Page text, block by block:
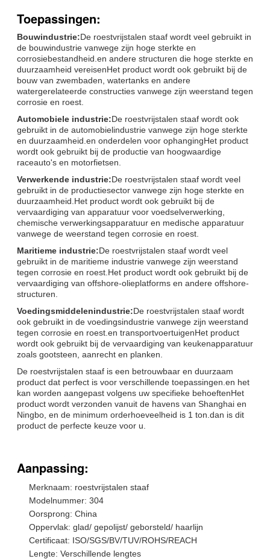
Toepassingen:
Bouwindustrie:De roestvrijstalen staaf wordt veel gebruikt in
de bouwindustrie vanwege zijn hoge sterkte en
corrosiebestandheid.en andere structuren die hoge sterkte en
duurzaamheid vereisenHet product wordt ook gebruikt bij de
bouw van zwembaden, watertanks en andere
watergerelateerde constructies vanwege zijn weerstand tegen
corrosie en roest.
Automobiele industrie:De roestvrijstalen staaf wordt ook
gebruikt in de automobielindustrie vanwege zijn hoge sterkte
en duurzaamheid.en onderdelen voor ophangingHet product
wordt ook gebruikt bij de productie van hoogwaardige
raceauto's en motorfietsen.
Verwerkende industrie:De roestvrijstalen staaf wordt veel
gebruikt in de productiesector vanwege zijn hoge sterkte en
duurzaamheid.Het product wordt ook gebruikt bij de
vervaardiging van apparatuur voor voedselverwerking,
chemische verwerkingsapparatuur en medische apparatuur
vanwege de weerstand tegen corrosie en roest.
Maritieme industrie:De roestvrijstalen staaf wordt veel
gebruikt in de maritieme industrie vanwege zijn weerstand
tegen corrosie en roest.Het product wordt ook gebruikt bij de
vervaardiging van offshore-olieplatforms en andere offshore-
structuren.
Voedingsmiddelenindustrie:De roestvrijstalen staaf wordt
ook gebruikt in de voedingsindustrie vanwege zijn weerstand
tegen corrosie en roest.en transportvoertuigenHet product
wordt ook gebruikt bij de vervaardiging van keukenapparatuur
zoals gootsteen, aanrecht en planken.
De roestvrijstalen staaf is een betrouwbaar en duurzaam
product dat perfect is voor verschillende toepassingen.en het
kan worden aangepast volgens uw specifieke behoeftenHet
product wordt verzonden vanuit de havens van Shanghai en
Ningbo, en de minimum orderhoeveelheid is 1 ton.dan is dit
product de perfecte keuze voor u.
Aanpassing:
Merknaam: roestvrijstalen staaf
Modelnummer: 304
Oorsprong: China
Oppervlak: glad/ gepolijst/ geborsteld/ haarlijn
Certificaat: ISO/SGS/BV/TUV/ROHS/REACH
Lengte: Verschillende lengtes